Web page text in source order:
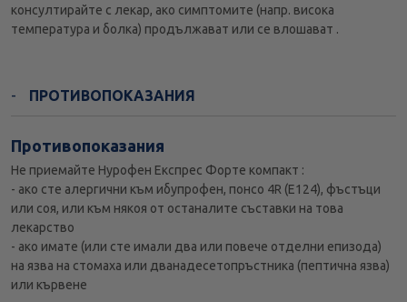
консултирайте с лекар, ако симптомите (напр. висока
температура и болка) продължават или се влошават .
ПРОТИВОПОКАЗАНИЯ
Противопоказания
Не приемайте Нурофен Експрес Форте компакт :
- ако сте алергични към ибупрофен, понсо 4R (E124), фъстъци
или соя, или към някоя от останалите съставки на това
лекарство
- ако имате (или сте имали два или повече отделни епизода)
на язва на стомаха или дванадесетопръстника (пептична язва)
или кървене